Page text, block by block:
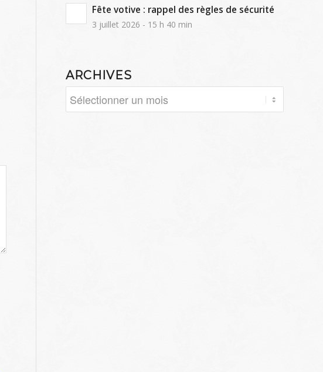
Fête votive : rappel des règles de sécurité
3 juillet 2026 - 15 h 40 min
ARCHIVES